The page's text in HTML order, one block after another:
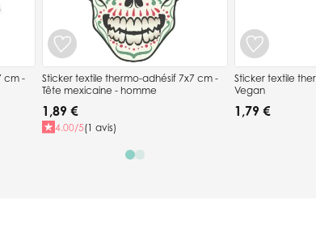
Sticker textile thermo-adhésif 7x7 cm -
Tête mexicaine - homme
1,89 €
4.00/5(1 avis)
Sticker textile thermo-
Vegan
1,79 €